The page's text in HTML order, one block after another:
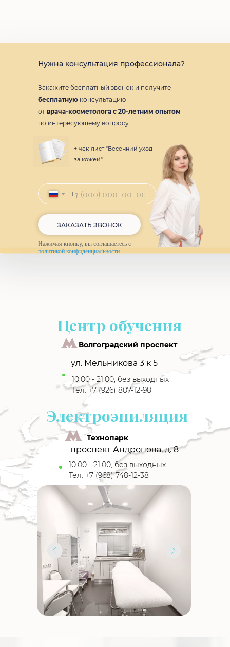
+7
ЗАКАЗАТЬ ЗВОНОК
Нажимая кнопку, вы соглашаетесь с
политикой конфиденциальности
Нужна консультация профессионала?
Закажите бесплатный звонок и получите
бесплатную консультацию
от врача-косметолога с 20-летним опытом
по интересующему вопросу
+ чек-лист "Весенний уход
за кожей"
Центр обучения
Электроэпиляция
ул. Мельникова 3 к 5
10:00 - 21:00, без выходных
Тел. +7 (926) 807-12-98
Волгоградский проспект
Технопарк
проспект Андропова, д. 8
10:00 - 21:00, без выходных
Тел. +7 (968) 748-12-38